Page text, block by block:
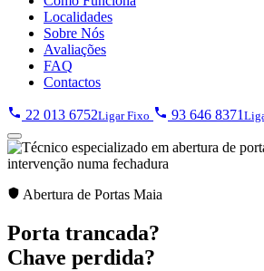
Localidades
Sobre Nós
Avaliações
FAQ
Contactos
22 013 6752Ligar Fixo 93 646 8371
Abertura de Portas Maia
Porta trancada?
Chave perdida?